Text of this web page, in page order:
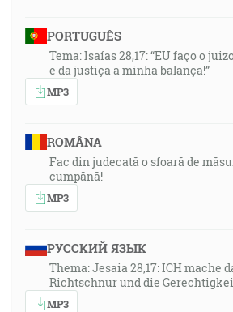
PORTUGUÊS
Tema: Isaías 28,17: “EU faço o
e da justiça a minha balança!”
MP3
ROMÂNA
Fac din judecată o sfoară de
cumpănă!
MP3
РУССКИЙ ЯЗЫК
Thema: Jesaia 28,17: ICH mache
Richtschnur und die
MP3